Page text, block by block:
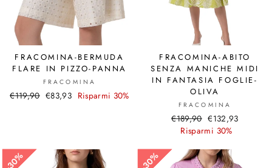
FRACOMINA-BERMUDA
FLARE IN PIZZO-PANNA
FRACOMINA
Prezzo
€119,90 Prezzo
€83,93 Risparmi 30%
FRACOMINA-ABITO
SENZA MANICHE MIDI
IN FANTASIA FOGLIE-
OLIVA
FRACOMINA
Prezzo
€189,90 Prezzo
scontato
€132,93
Risparmi 30%
30%
30% 30%
30%